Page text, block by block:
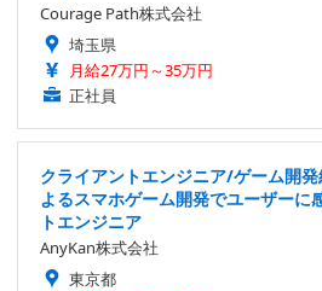
Courage Path株式会社
埼玉県
月給27万円～35万円
正社員
クライアントエンジニア/ゲーム開
よるスマホゲーム開発でユーザーに
トエンジニア
AnyKan株式会社
東京都